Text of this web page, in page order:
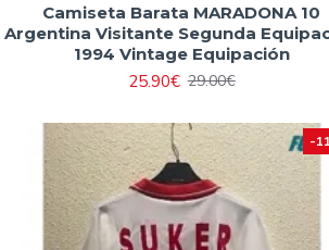
Camiseta Barata MARADONA 10
Argentina Visitante Segunda
1994 Vintage Equipación
25.90€ 29.00€
-